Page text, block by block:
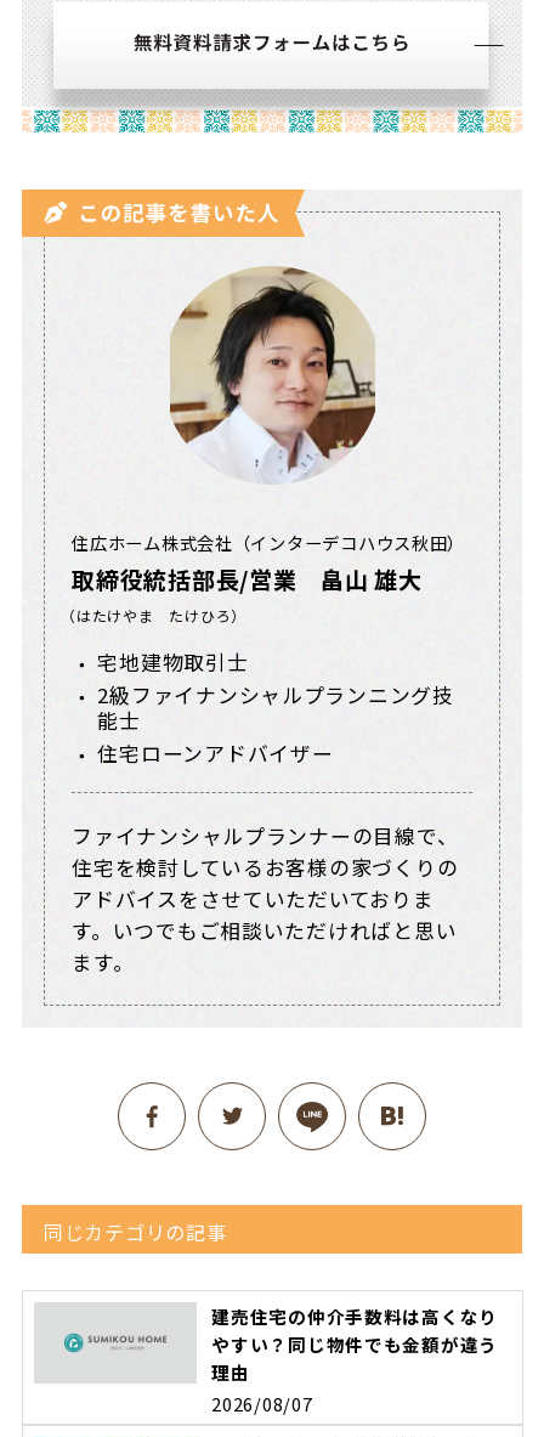
住広ホーム株式会社（インターデコハウス秋田）
取締役統括部長/営業 畠山 雄大
（はたけやま たけひろ）
宅地建物取引士
2級ファイナンシャルプランニング技
能士
住宅ローンアドバイザー
ファイナンシャルプランナーの目線で、
住宅を検討しているお客様の家づくりの
アドバイスをさせていただいておりま
す。いつでもご相談いただければと思い
ます。
同じカテゴリの記事
建売住宅の仲介手数料は高くなり
やすい？同じ物件でも金額が違う
理由
2026/08/07